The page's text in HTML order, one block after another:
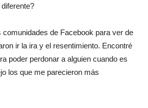
comunidades de Facebook para ver de
ir la ira y el resentimiento. Encontré
poder perdonar a alguien cuando es
los que me parecieron más